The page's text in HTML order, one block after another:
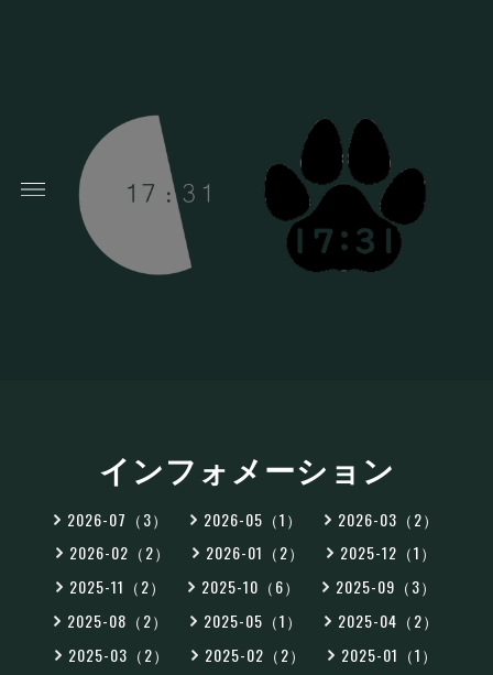
インフォメーション
2026-07（3） 2026-05（1）
2026-03（2）
2026-02（2）
2026-01（2）
2025-12（1）
2025-11（2）
2025-10（6）
2025-09（3）
2025-08（2）
2025-05（1）
2025-04（2）
2025-03（2）
2025-02（2）
2025-01（1）